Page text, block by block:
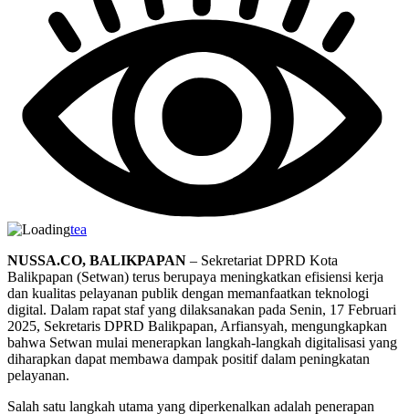
tea
NUSSA.CO, BALIKPAPAN – Sekretariat DPRD Kota
Balikpapan (Setwan) terus berupaya meningkatkan efisiensi kerja
dan kualitas pelayanan publik dengan memanfaatkan teknologi
digital. Dalam rapat staf yang dilaksanakan pada Senin, 17 Februari
2025, Sekretaris DPRD Balikpapan, Arfiansyah, mengungkapkan
bahwa Setwan mulai menerapkan langkah-langkah digitalisasi yang
diharapkan dapat membawa dampak positif dalam peningkatan
pelayanan.
Salah satu langkah utama yang diperkenalkan adalah penerapan